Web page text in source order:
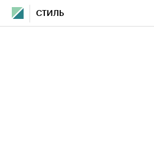
СТИЛЬ